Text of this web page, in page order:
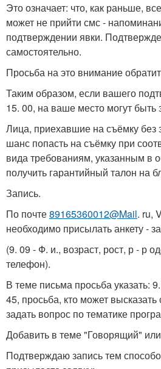
Это означает: что, как раньше,
может не прийти смс -
подтверждении явки.
самостоятельно.
Просьба на это внимание
Таким образом, если вашего
15. 00, на ваше место могут быть
Лица, приехавшие на съёмку без
шанс попасть на съёмку при
вида требованиям, указанным в
получить гарантийный талон на
Запись.
По почте89165360012@Mail. ru,
необходимо присылать анкету -
(9. 09 - Ф. и., возраст, рост, р - р
телефон).
В теме письма просьба указать:
45, просьба, кто может
задать вопрос по тематике
Добавить в теме "Говорящий"
Подтверждаю запись тем